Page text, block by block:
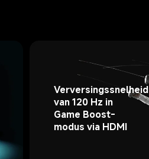
Verversingssnelheid
van 120 Hz in
Game Boost-
modus via HDMI